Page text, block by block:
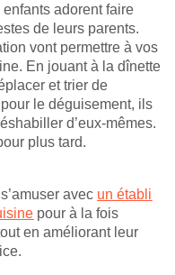
adorent faire
de leurs parents.
vont permettre à vos
En jouant à la dînette
et trier de
le déguisement, ils
d’eux-mêmes.
plus tard.
avec un établi
pour à la fois
en améliorant leur